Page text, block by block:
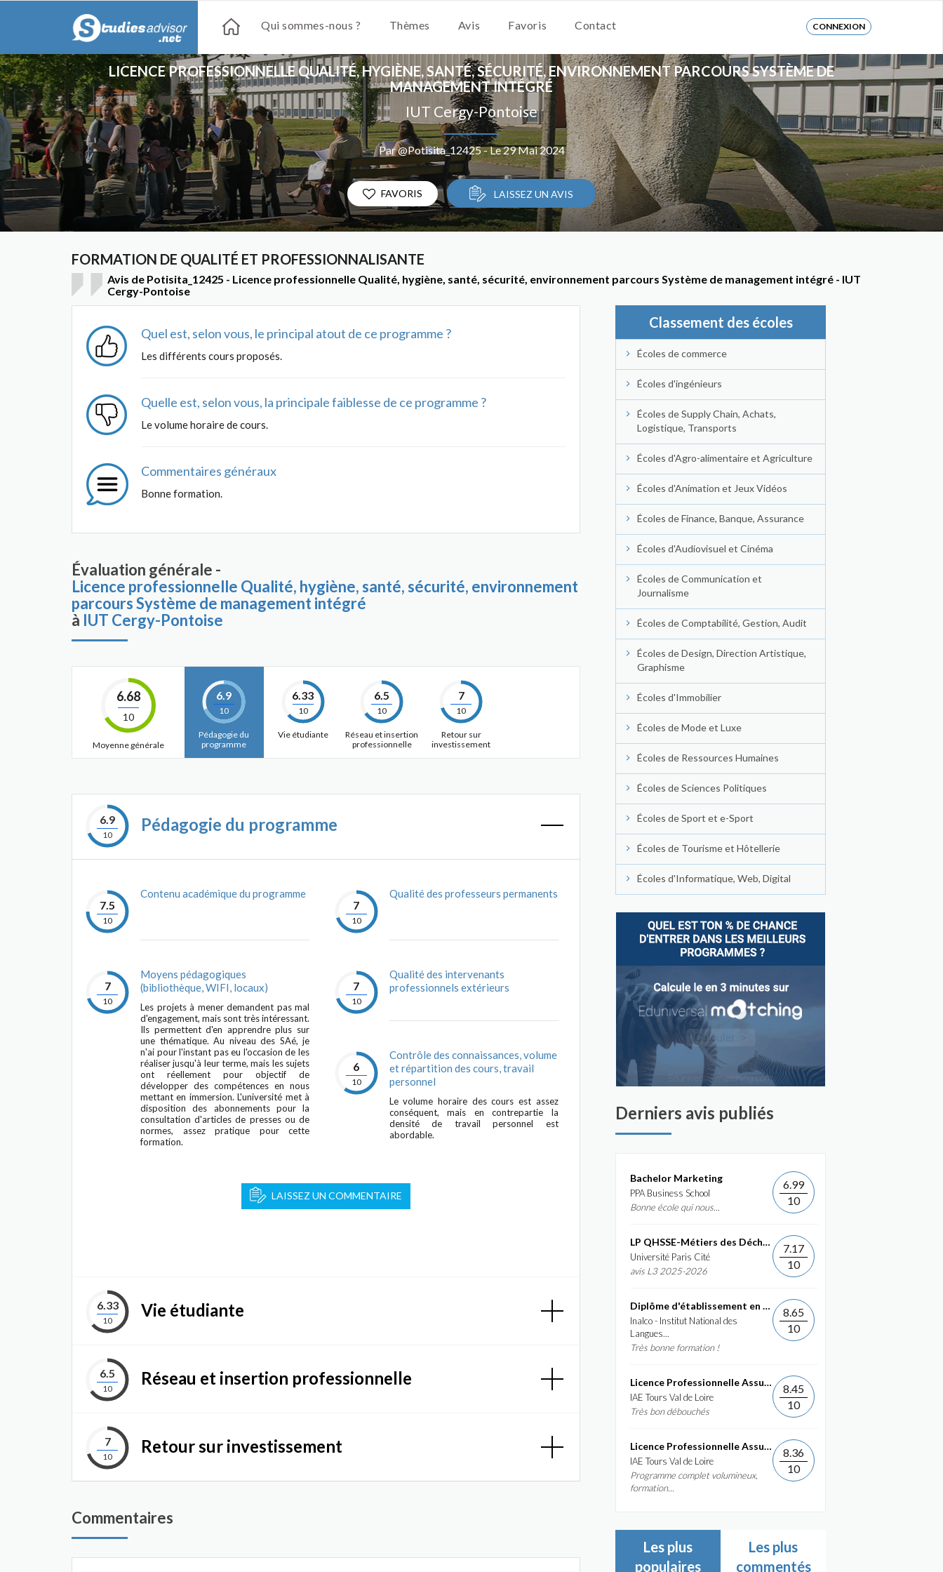
Qui sommes-nous ? Thèmes Avis Favoris Contact CONNEXION
LICENCE PROFESSIONNELLE QUALITÉ, HYGIÈNE, SANTÉ, SÉCURITÉ, ENVIRONNEMENT PARCOURS SYSTÈME DE
MANAGEMENT INTÉGRÉ
IUT Cergy-Pontoise
Par @Potisita_12425 - Le 29 Mai 2024
FAVORIS LAISSEZ UN AVIS
FORMATION DE QUALITÉ ET PROFESSIONNALISANTE
Avis de Potisita_12425 - Licence professionnelle Qualité, hygiène, santé, sécurité, environnement parcours Système de management intégré - IUT
Cergy-Pontoise
Quel est, selon vous, le principal atout de ce programme ?
Les différents cours proposés.
Quelle est, selon vous, la principale faiblesse de ce programme ?
Le volume horaire de cours.
Commentaires généraux
Bonne formation.
Évaluation générale -
Licence professionnelle Qualité, hygiène, santé, sécurité, environnement
parcours Système de management intégré
à IUT Cergy-Pontoise
6.68
10
Moyenne générale
6.9
10
Pédagogie du
programme
6.33
10
Vie étudiante
6.5
10
Réseau et insertion
professionnelle
7
10
Retour sur
investissement
6.9
10
Pédagogie du programme
7.5
10
Contenu académique du programme
7
10
Moyens pédagogiques
(bibliothèque, WIFI, locaux)
Les projets à mener demandent pas mal
d'engagement, mais sont très intéressant.
Ils permettent d'en apprendre plus sur
une thématique. Au niveau des SAé, je
n'ai pour l'instant pas eu l'occasion de les
réaliser jusqu'à leur terme, mais les sujets
ont réellement pour objectif de
développer des compétences en nous
mettant en immersion. L'université met à
disposition des abonnements pour la
consultation d'articles de presses ou de
normes, assez pratique pour cette
formation.
7
10
Qualité des professeurs permanents
7
10
Qualité des intervenants
professionnels extérieurs
6
10
Contrôle des connaissances, volume
et répartition des cours, travail
personnel
Le volume horaire des cours est assez
conséquent, mais en contrepartie la
densité de travail personnel est
abordable.
LAISSEZ UN COMMENTAIRE
6.33
10
Vie étudiante
6.5
10
Réseau et insertion professionnelle
7
10
Retour sur investissement
Commentaires
Classement des écoles
Écoles de commerce
Écoles d'ingénieurs
Écoles de Supply Chain, Achats,
Logistique, Transports
Écoles d'Agro-alimentaire et Agriculture
Écoles d'Animation et Jeux Vidéos
Écoles de Finance, Banque, Assurance
Écoles d'Audiovisuel et Cinéma
Écoles de Communication et
Journalisme
Écoles de Comptabilité, Gestion, Audit
Écoles de Design, Direction Artistique,
Graphisme
Écoles d'Immobilier
Écoles de Mode et Luxe
Écoles de Ressources Humaines
Écoles de Sciences Politiques
Écoles de Sport et e-Sport
Écoles de Tourisme et Hôtellerie
Écoles d'Informatique, Web, Digital
Derniers avis publiés
Bachelor Marketing
PPA Business School
Bonne école qui nous...
6.99
10
LP QHSSE-Métiers des Déchets et de...
Université Paris Cité
avis L3 2025-2026
7.17
10
Diplôme d'établissement en Commerce International et...
Inalco - Institut National des
Langues...
Très bonne formation !
8.65
10
Licence Professionnelle Assurance, banque, finance :...
IAE Tours Val de Loire
Très bon débouchés
8.45
10
Licence Professionnelle Assurance, banque, finance :...
IAE Tours Val de Loire
Programme complet volumineux,
formation...
8.36
10
Les plus
populaires
Les plus
commentés